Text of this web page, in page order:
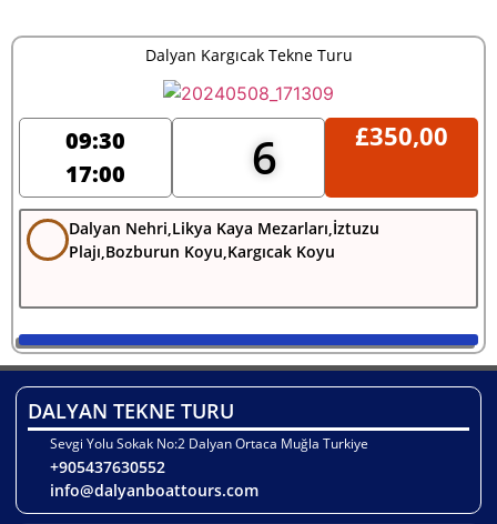
Dalyan Kargıcak Tekne Turu
09:30
17:00
6 £350,00
Dalyan Nehri,Likya Kaya Mezarları,İztuzu
Plajı,Bozburun Koyu,Kargıcak Koyu
DALYAN TEKNE TURU
Sevgi Yolu Sokak No:2 Dalyan Ortaca Muğla Turkiye
+905437630552
info@dalyanboattours.com